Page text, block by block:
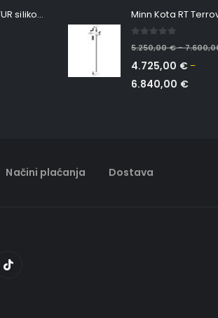
Šetač srednji NATUR silikonska ribica Belgrade Walker
5.250,00€–
4.725,00 €–
6.840,00 €
Načini plaćanja Dostava